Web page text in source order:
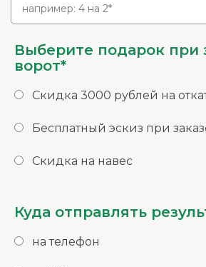
Выберите подарок при
ворот*
Скидка 3000 рублей на
Бесплатный эскиз при
Скидка на навес
Куда отправлять
на телефон